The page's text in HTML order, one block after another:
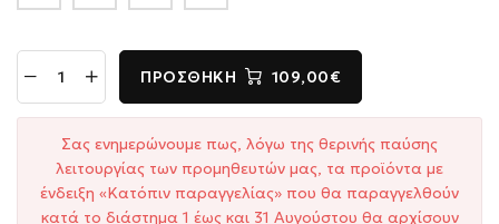
ΠΡΟΣΘΉΚΗ 109,00€
Σας ενημερώνουμε πως, λόγω της θερινής παύσης
λειτουργίας των προμηθευτών μας, τα προϊόντα με
ένδειξη «Κατόπιν παραγγελίας» που θα παραγγελθούν
κατά το διάστημα 1 έως και 31 Αυγούστου θα αρχίσουν